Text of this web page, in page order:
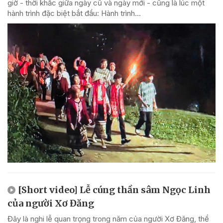
giờ - thời khắc giữa ngày cũ và ngày mới - cũng là lúc một
hành trình đặc biệt bắt đầu: Hành trình...
[Short video] Lễ cúng thần sâm Ngọc Linh
của người Xơ Đăng
Đây là nghi lễ quan trọng trong năm của người Xơ Đăng, thể